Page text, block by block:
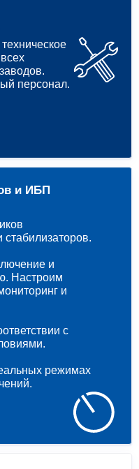
персонал.
и ИБП
стабилизаторов.
и
Настроим
и
с
режимах